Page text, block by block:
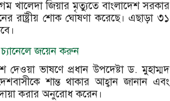
খালেদা জিয়ার মৃত্যুতে বাংলাদেশ সরকার
রাষ্ট্রীয় শোক ঘোষণা করেছে। এছাড়া ৩১
জয়েন করুন
দেওয়া ভাষণে প্রধান উপদেষ্টা ড. মুহাম্মদ
শান্ত থাকার আহ্বান জানান এবং
করার অনুরোধ করেন।